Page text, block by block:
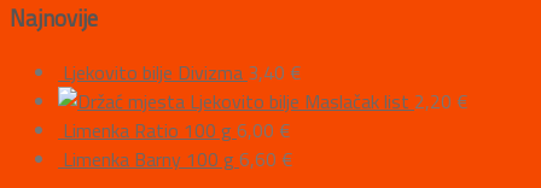
Najnovije
Ljekovito bilje Divizma 3,40 €
Ljekovito bilje Maslačak list 2,20 €
Limenka Ratio 100 g 6,00 €
Limenka Barny 100 g 6,60 €